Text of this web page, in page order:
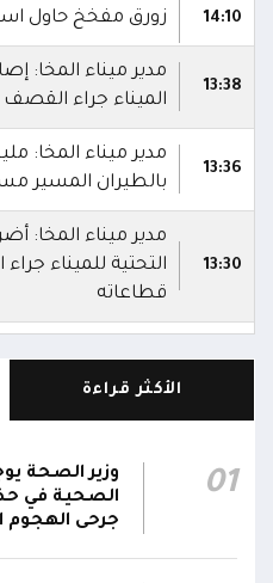
14:10 زورق مفخخ حاول
13:38
مدير ميناء المخا:
الميناء جراء القصف
13:36
مدير ميناء المخا:
بالطيران المسير
13:30
مدير ميناء المخا:
التحتية للميناء
قطاعاته
13:27
المخا
اللحظة
مصادر:
الأكثر قراءة
01
وزير الصحة
الصحية في
جرحى الهجوم